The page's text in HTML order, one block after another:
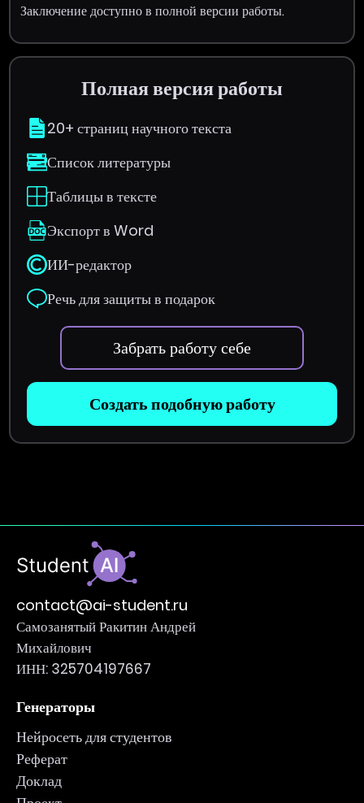
Заключение доступно в полной версии работы.
Полная версия работы
20+ страниц научного текста
Список литературы
Таблицы в тексте
Экспорт в Word
ИИ-редактор
Речь для защиты в подарок
Забрать работу себе
Создать подобную работу
contact@ai-student.ru
Самозанятый Ракитин Андрей
Михайлович
ИНН: 325704197667
Генераторы
Нейросеть для студентов
Реферат
Доклад